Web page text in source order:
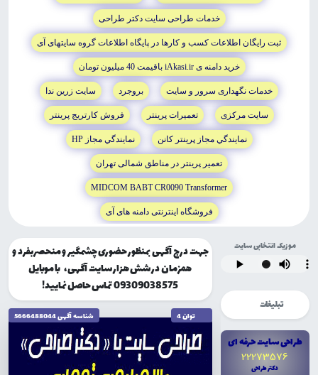
خدمات طراحى سايت دکتر طراحى
ثبت رايگان اطلاعات کسب و کارها در پايگاه اطلاعات گروه سايتهاى آى
خريد دامنه ى iAkasi.ir باقيمت 40 ميليون تومان
خدمات نگهدارى سرور و سايت بروجرد سايت زرين ندا
سايت مرکزى تعميرات پرينتر فروش کارتريج پرينتر
نمايندگي مجاز پرينتر کانن نمايندگي مجاز HP
تعمير پرينتر در مناطق شمالى تهران
MIDCOM BABT CR0090 Transformer
فروشگاه اينترنتى دامنه هاى آى
موزیک انتخابی سایت
تبلیغات
طراحى سايت حرفه اى
22273576
دکتر طراحى
جهت درج آگهی بمنظور حضوری چشمگیر و منحصربفرد و
همزمان در شش هزار سایت آگهی، با موبایل
09309038575 تماس حاصل نمایید!
توان 4 شناسه آگهى 5666488044